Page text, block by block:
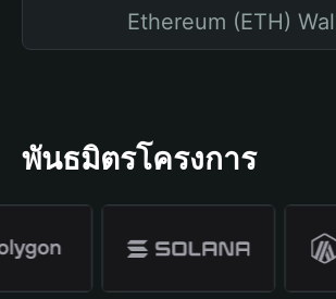
Ethereum (ETH)
พันธมิตรโครงการ